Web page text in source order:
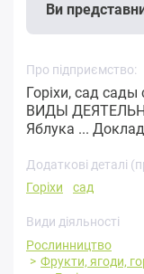
Ви
Про підприємство:
Горіхи, сад
ВИДЫ
Яблука ...
Додаткові деталі
Горіхи
сад
Види діяльності
Рослинництво
Фрукти, ягоди,